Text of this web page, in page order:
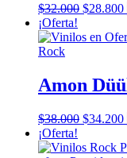
$32.000 El
original
$28.800
¡Oferta!
Amon
$38.000 El
original
$34.200
¡Oferta!